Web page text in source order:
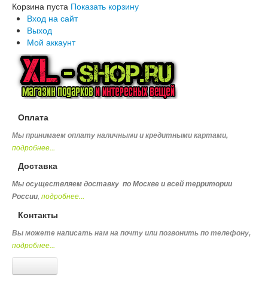
Корзина пуста Показать корзину
Вход на сайт
Выход
Мой аккаунт
Оплата
Мы принимаем оплату наличными и кредитными картами,
подробнее...
Доставка
Мы осуществляем доставку по Москве и всей территории
России, подробнее...
Контакты
Вы можете написать нам на почту или позвонить по телефону,
подробнее...